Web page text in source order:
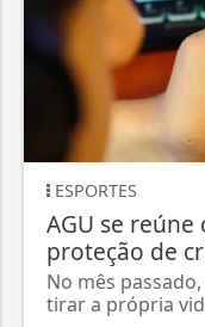
ESPORTES
AGU se
proteção de
No mês
tirar a própria